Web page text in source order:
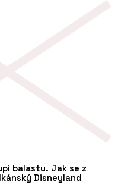
balastu. Jak se z
Disneyland